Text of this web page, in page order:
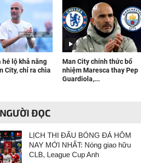
hé lộ khả năng
City, chỉ ra chìa
Man City chính thức bổ
nhiệm Maresca thay Pep
Guardiola,...
ĐỌC
LỊCH THI ĐẤU BÓNG ĐÁ HÔM
NAY MỚI NHẤT: Nóng giao hữu
CLB, League Cup Anh